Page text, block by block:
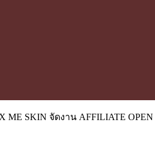
ME SKIN จัดงาน AFFILIATE